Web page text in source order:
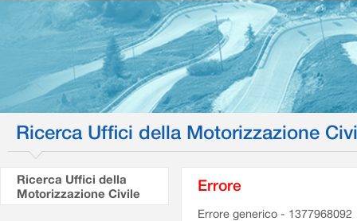
Ricerca Uffici della Motorizzazione
Ricerca Uffici della
Motorizzazione Civile
Errore
Errore generico - 1377968092